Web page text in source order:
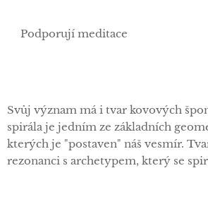
✅Podporují meditace
Svůj význam má i tvar kovových
spirála je jedním ze základních
kterých je "postaven" náš vesmír.
rezonanci s archetypem, který se